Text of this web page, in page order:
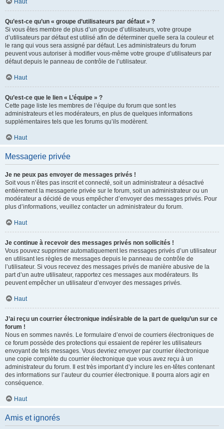
Haut
Qu’est-ce qu’un « groupe d’utilisateurs par défaut » ?
Si vous êtes membre de plus d’un groupe d’utilisateurs, votre groupe
d’utilisateurs par défaut est utilisé afin de déterminer quelle sera la couleur et
le rang qui vous sera assigné par défaut. Les administrateurs du forum
peuvent vous autoriser à modifier vous-même votre groupe d’utilisateurs par
défaut depuis le panneau de contrôle de l’utilisateur.
Haut
Qu’est-ce que le lien « L’équipe » ?
Cette page liste les membres de l’équipe du forum que sont les
administrateurs et les modérateurs, en plus de quelques informations
supplémentaires tels que les forums qu’ils modèrent.
Haut
Messagerie privée
Je ne peux pas envoyer de messages privés !
Soit vous n’êtes pas inscrit et connecté, soit un administrateur a désactivé
entièrement la messagerie privée sur le forum, soit un administrateur ou un
modérateur a décidé de vous empêcher d’envoyer des messages privés. Pour
plus d’informations, veuillez contacter un administrateur du forum.
Haut
Je continue à recevoir des messages privés non sollicités !
Vous pouvez supprimer automatiquement les messages privés d’un utilisateur
en utilisant les règles de messages depuis le panneau de contrôle de
l’utilisateur. Si vous recevez des messages privés de manière abusive de la
part d’un autre utilisateur, rapportez ces messages aux modérateurs. Ils
peuvent empêcher un utilisateur d’envoyer des messages privés.
Haut
J’ai reçu un courrier électronique indésirable de la part de quelqu’un sur ce
forum !
Nous en sommes navrés. Le formulaire d’envoi de courriers électroniques de
ce forum possède des protections qui essaient de repérer les utilisateurs
envoyant de tels messages. Vous devriez envoyer par courrier électronique
une copie complète du courrier électronique que vous avez reçu à un
administrateur du forum. Il est très important d’y inclure les en-têtes contenant
des informations sur l’auteur du courrier électronique. Il pourra alors agir en
conséquence.
Haut
Amis et ignorés